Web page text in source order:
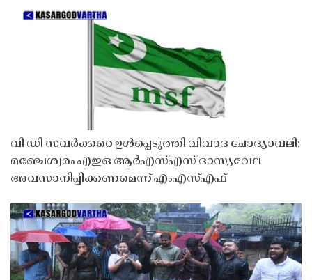
വി ഡി സവർക്കറെ ഉൾപ്പെടുത്തി വിവാദ ചോദ്യാവലി;
മഞ്ചേശ്വരം എഇഒ ആർഎസ്എസ് ദാസ്യവേല
അവസാനിപ്പിക്കണമെന്ന് എംഎസ്എഫ്